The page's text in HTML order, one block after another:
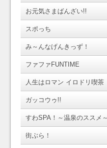
お元気さまばんざい!!
スポっち
み～んなげんきっず！
ファファFUNTIME
人生はロマン イロドリ喫茶
ガッコウゥ!!
すわSPA！～温泉のススメ～
街ぶら！